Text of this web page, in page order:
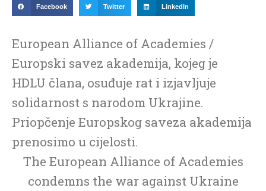
Facebook Twitter LinkedIn
European Alliance of Academies /
Europski savez akademija, kojeg je
HDLU člana, osuđuje rat i izjavljuje
solidarnost s narodom Ukrajine.
Priopčenje Europskog saveza akademija
prenosimo u cijelosti.
The European Alliance of Academies
condemns the war against Ukraine